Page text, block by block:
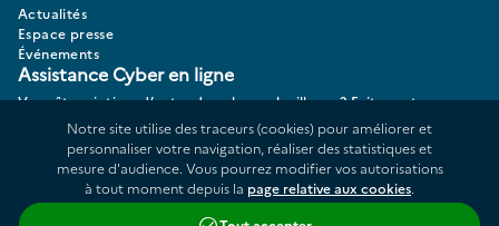
Actualités
Espace presse
Événements
Assistance Cyber en ligne
Vous êtes victime d’actes de cybermalveillance? Faites votre
Données personnelles
Plan du site
Notre site utilise des traceurs (cookies) pour améliorer et
personnaliser votre navigation, réaliser des statistiques et
mesure d'audience. Vous pourrez modifier vos autorisations
à tout moment depuis la page relative aux cookies